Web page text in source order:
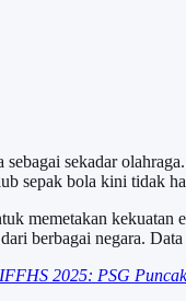
sekadar
sepak bola kini tidak
memetakan
berbagai negara.
2025: PSG